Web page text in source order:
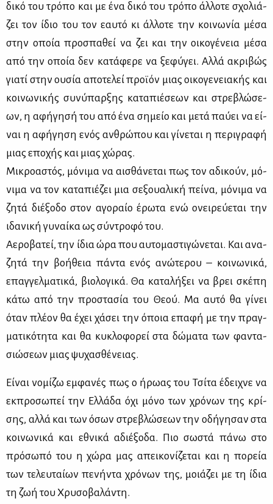
δι­κό του τρό­πο και με ένα δι­κό του τρό­πο άλ­λο­τε σχο­λιά­
ζει τον ίδιο του τον εαυ­τό κι άλ­λο­τε την κοι­νω­νία μέ­σα
στην οποία προ­σπα­θεί να ζει και την οι­κο­γέ­νεια μέ­σα
από την οποία δεν κα­τά­φε­ρε να ξε­φύ­γει. Αλ­λά ακρι­βώς
για­τί στην ου­σία απο­τε­λεί προ­ϊ­όν μιας οι­κο­γε­νεια­κής και
κοι­νω­νι­κής συ­νύ­παρ­ξης κα­τα­πιέ­σε­ων και στρε­βλώ­σε­
ων, η αφή­γη­σή του από ένα ση­μείο και με­τά παύ­ει να εί­
ναι η αφή­γη­ση ενός αν­θρώ­που και γί­νε­ται η πε­ρι­γρα­φή
μιας επο­χής και μιας χώ­ρας.
Μι­κρο­α­στός, μό­νι­μα να αι­σθά­νε­ται πως τον αδι­κούν, μό­
νι­μα να τον κα­τα­πιέ­ζει μια σε­ξουα­λι­κή πεί­να, μό­νι­μα να
ζη­τά διέ­ξο­δο στον αγο­ραίο έρω­τα ενώ ονει­ρεύ­ε­ται την
ιδα­νι­κή γυ­ναί­κα ως σύ­ντρο­φό του.
Αε­ρο­βα­τεί, την ίδια ώρα που αυ­το­μα­στι­γώ­νε­ται. Και ανα­
ζη­τά την βο­ή­θεια πά­ντα ενός ανώ­τε­ρου – κοι­νω­νι­κά,
επαγ­γελ­μα­τι­κά, βιο­λο­γι­κά. Θα κα­τα­λή­ξει να βρει σκέ­πη
κά­τω από την προ­στα­σία του Θε­ού. Μα αυ­τό θα γί­νει
όταν πλέ­ον θα έχει χά­σει την όποια επα­φή με την πραγ­
μα­τι­κό­τη­τα και θα κυ­κλο­φο­ρεί στα δώ­μα­τα των φα­ντα­
σιώ­σε­ων μιας ψυ­χα­σθέ­νειας.
Εί­ναι νο­μί­ζω εμ­φα­νές πως ο ήρω­ας του Τσί­τα έδει­χνε να
εκ­προ­σω­πεί την Ελ­λά­δα όχι μό­νο των χρό­νων της κρί­
σης, αλ­λά και των όσων στρε­βλώ­σε­ων την οδή­γη­σαν στα
κοι­νω­νι­κά και εθνι­κά αδιέ­ξο­δα. Πιο σω­στά πά­νω στο
πρό­σω­πό του η χώ­ρα μας απει­κο­νί­ζε­ται και η πο­ρεία
των τε­λευ­ταί­ων πε­νή­ντα χρό­νων της, μοιά­ζει με τη ίδια
τη ζωή του Χρυ­σο­βα­λά­ντη.